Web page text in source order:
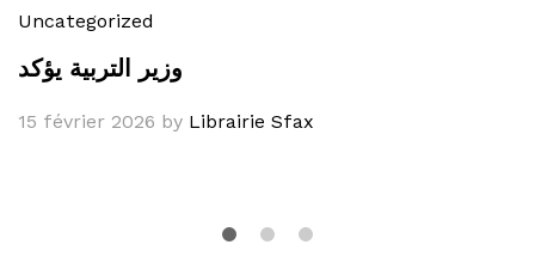
Uncategorized
وزير التربية يؤكد
15 février 2026 by Librairie Sfax